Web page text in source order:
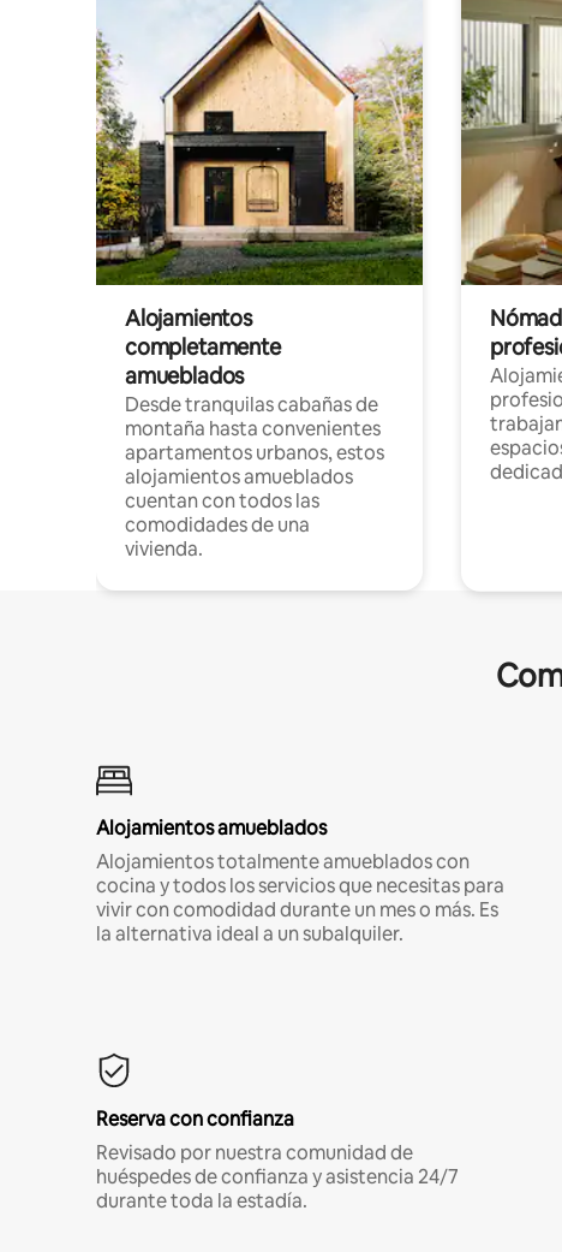
Alojamientos
completamente
amueblados
Desde tranquilas cabañas de
montaña hasta convenientes
apartamentos urbanos, estos
alojamientos amueblados
cuentan con todos las
comodidades de una
vivienda.
Alojamientos amueblados
Alojamientos totalmente amueblados con
cocina y todos los servicios que necesitas para
vivir con comodidad durante un mes o más. Es
la alternativa ideal a un subalquiler.
Reserva con confianza
Revisado por nuestra comunidad de
huéspedes de confianza y asistencia 24/7
durante toda la estadía.